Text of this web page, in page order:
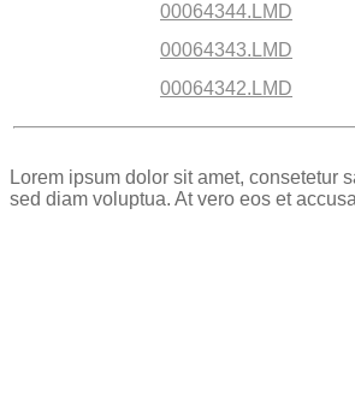
00064344.LMD
00064343.LMD
00064342.LMD
Lorem ipsum dolor sit amet, consetetur
sed diam voluptua. At vero eos et